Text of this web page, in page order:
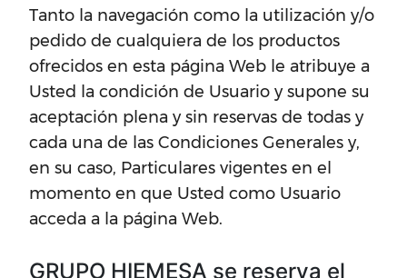
Tanto la navegación como la utilización y/o
pedido de cualquiera de los productos
ofrecidos en esta página Web le atribuye a
Usted la condición de Usuario y supone su
aceptación plena y sin reservas de todas y
cada una de las Condiciones Generales y,
en su caso, Particulares vigentes en el
momento en que Usted como Usuario
acceda a la página Web.
GRUPO HIEMESA se reserva el